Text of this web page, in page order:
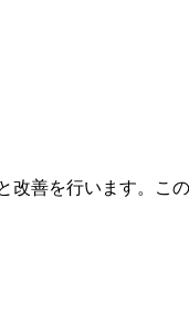
善を行います。こ